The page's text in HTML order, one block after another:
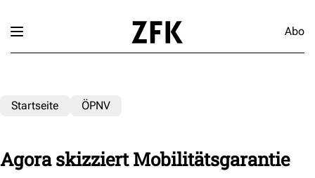
Abo
Startseite ÖPNV
Agora skizziert Mobilitätsgarantie